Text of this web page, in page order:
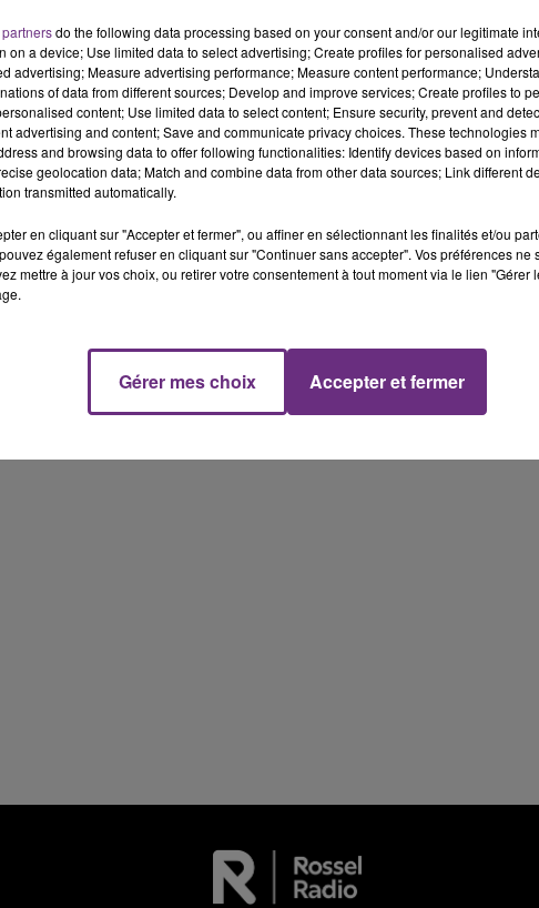
LE MAGASIN JOUÉCLUB DE REIMS FERME
SES PORTES
C'était l'une des institutions du centre-ville
rémois. Le magasin JouéClub est contraint de
fermer ses portes.
7h00 - 11h00
BEST OF
do the following data processing based on your consent and/or our legitimate
on a device; Use limited data to select advertising; Create profiles for personalised
advertising; Measure advertising performance; Measure content performance;
of data from different sources; Develop and improve services; Create profiles to
content; Use limited data to select content; Ensure security, prevent and
advertising and content; Save and communicate privacy choices. These technologies
and browsing data to offer following functionalities: Identify devices based on
geolocation data; Match and combine data from other data sources; Link different
transmitted automatically.
en cliquant sur "Accepter et fermer", ou affiner en sélectionnant les finalités et/ou
également refuser en cliquant sur "Continuer sans accepter". Vos préférences
mettre à jour vos choix, ou retirer votre consentement à tout moment via le lien "Gérer
Gérer mes choix Accepter et fermer